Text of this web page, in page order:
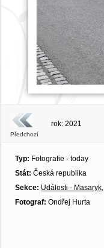
Předchozí
rok: 2021
Typ: Fotografie - today
Stát: Česká republika
Sekce: Události - Masaryk,
Fotograf: Ondřej Hurta